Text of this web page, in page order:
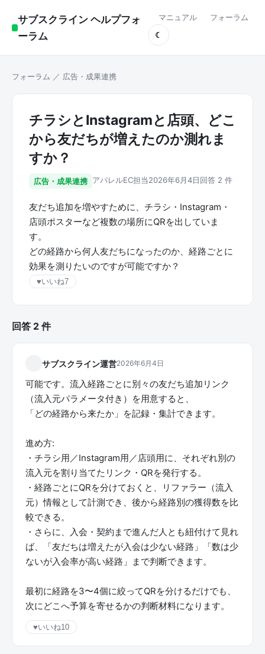
サブスクライン ヘルプフォ
ーラム
マニュアル フォーラム
☾
フォーラム ／ 広告・成果連携
チラシとInstagramと店頭、どこ
から友だちが増えたのか測れま
すか？
広告・成果連携 アパレルEC担当2026年6月4日回答 2 件
友だち追加を増やすために、チラシ・Instagram・
店頭ポスターなど複数の場所にQRを出していま
す。
どの経路から何人友だちになったのか、経路ごとに
効果を測りたいのですが可能ですか？
♥いいね7
回答 2 件
サブスクライン運営2026年6月4日
可能です。流入経路ごとに別々の友だち追加リンク
（流入元パラメータ付き）を用意すると、
「どの経路から来たか」を記録・集計できます。
進め方:
・チラシ用／Instagram用／店頭用に、それぞれ別の
流入元を割り当てたリンク・QRを発行する。
・経路ごとにQRを分けておくと、リファラー（流入
元）情報として計測でき、後から経路別の獲得数を比
較できる。
・さらに、入会・契約まで進んだ人とも紐付けて見れ
ば、「友だちは増えたが入会は少ない経路」「数は少
ないが入会率が高い経路」まで判断できます。
最初に経路を3〜4個に絞ってQRを分けるだけでも、
次にどこへ予算を寄せるかの判断材料になります。
♥いいね10